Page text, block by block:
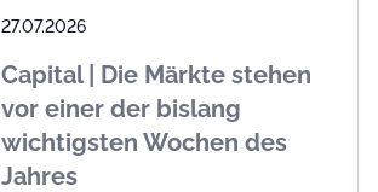
27.07.2026
Capital | Die Märkte stehen
vor einer der bislang
wichtigsten Wochen des
Jahres